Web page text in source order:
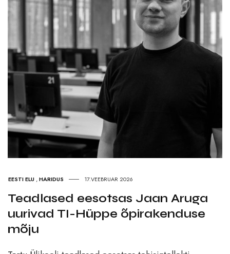
EESTI ELU ,HARIDUS 17.VEEBRUAR 2026
Teadlased eesotsas Jaan Aruga
uurivad TI-Hüppe õpirakenduse
mõju